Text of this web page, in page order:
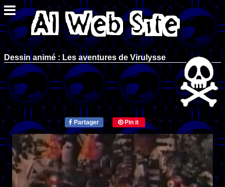
Dessin animé : Les aventures de Virulysse
Partager Pin it